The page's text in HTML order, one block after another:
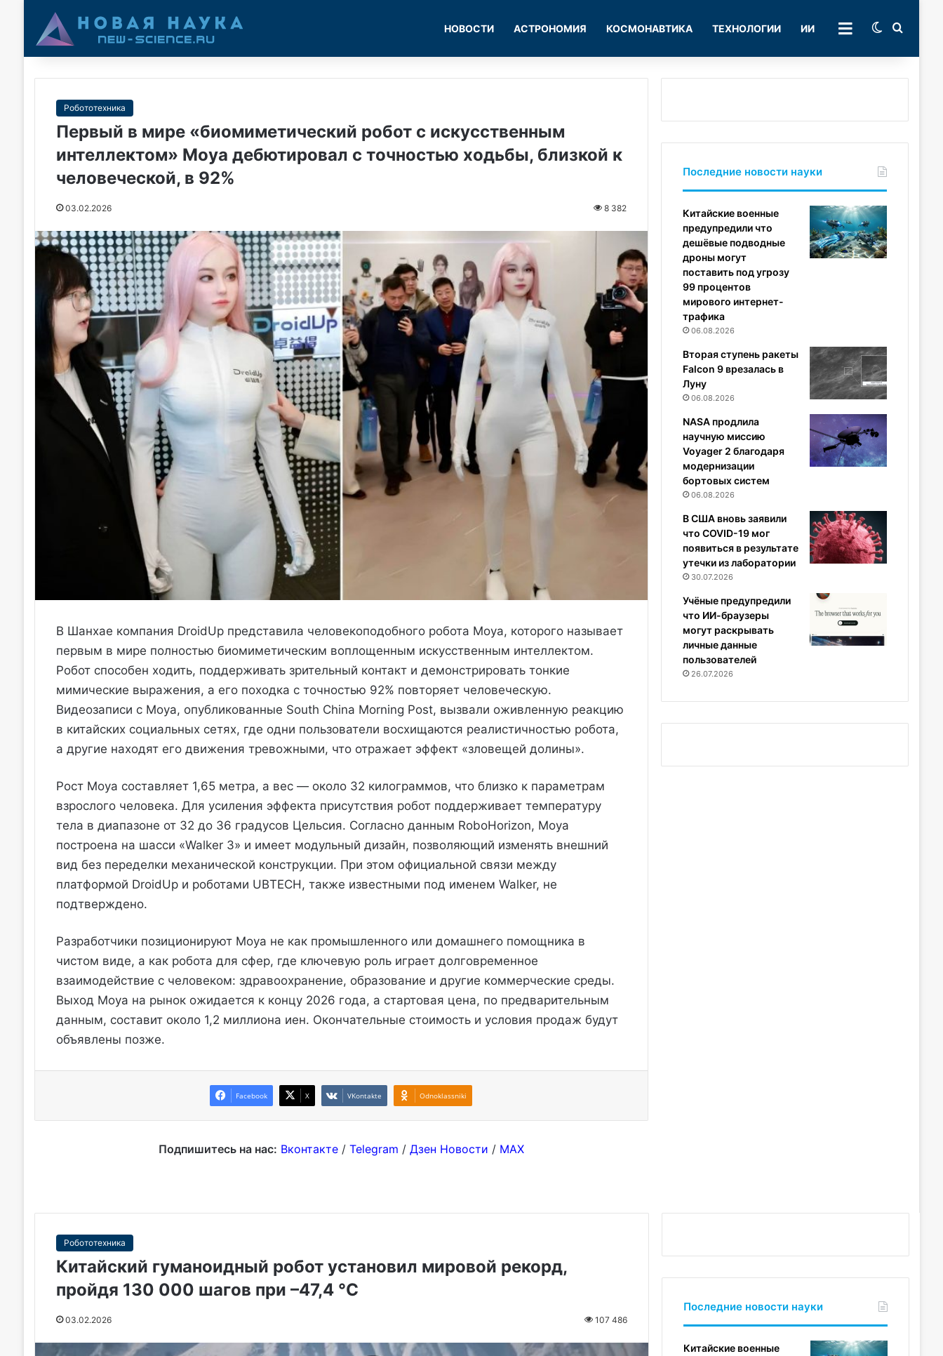
НОВОСТИ АСТРОНОМИЯ КОСМОНАВТИКА ТЕХНОЛОГИИ ИИ РУБРИКИSwitch skin
Робототехника
Первый в мире «биомиметический робот с искусственным
интеллектом» Moya дебютировал с точностью ходьбы, близкой к
человеческой, в 92%
03.02.2026 8 382
В Шанхае компания DroidUp представила человекоподобного робота Moya, которого называет
первым в мире полностью биомиметическим воплощенным искусственным интеллектом.
Робот способен ходить, поддерживать зрительный контакт и демонстрировать тонкие
мимические выражения, а его походка с точностью 92% повторяет человеческую.
Видеозаписи с Moya, опубликованные South China Morning Post, вызвали оживленную реакцию
в китайских социальных сетях, где одни пользователи восхищаются реалистичностью робота,
а другие находят его движения тревожными, что отражает эффект «зловещей долины».
Рост Moya составляет 1,65 метра, а вес — около 32 килограммов, что близко к параметрам
взрослого человека. Для усиления эффекта присутствия робот поддерживает температуру
тела в диапазоне от 32 до 36 градусов Цельсия. Согласно данным RoboHorizon, Moya
построена на шасси «Walker 3» и имеет модульный дизайн, позволяющий изменять внешний
вид без переделки механической конструкции. При этом официальной связи между
платформой DroidUp и роботами UBTECH, также известными под именем Walker, не
подтверждено.
Разработчики позиционируют Moya не как промышленного или домашнего помощника в
чистом виде, а как робота для сфер, где ключевую роль играет долговременное
взаимодействие с человеком: здравоохранение, образование и другие коммерческие среды.
Выход Moya на рынок ожидается к концу 2026 года, а стартовая цена, по предварительным
данным, составит около 1,2 миллиона иен. Окончательные стоимость и условия продаж будут
объявлены позже.
Facebook X VKontakte Odnoklassniki
Подпишитесь на нас: Вконтакте/ Telegram / Дзен Новости / MAX
Последние новости науки
Китайские военные
предупредили что
дешёвые подводные
дроны могут
поставить под угрозу
99 процентов
мирового интернет-
трафика
06.08.2026
Вторая ступень ракеты
Falcon 9 врезалась в
Луну
06.08.2026
NASA продлила
научную миссию
Voyager 2 благодаря
модернизации
бортовых систем
06.08.2026
В США вновь заявили
что COVID-19 мог
появиться в результате
утечки из лаборатории
30.07.2026
Учёные предупредили
что ИИ-браузеры
могут раскрывать
личные данные
пользователей
26.07.2026